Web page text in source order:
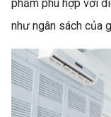
phẩm phù hợp với
như ngân sách của